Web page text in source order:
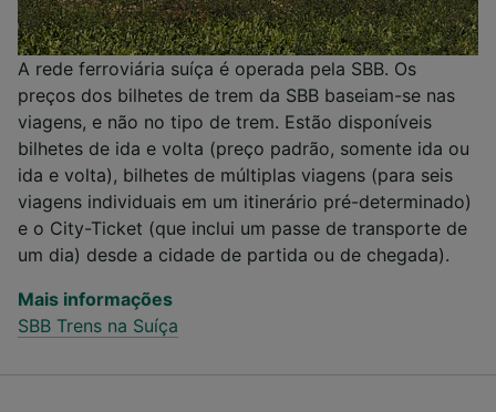
A rede ferroviária suíça é operada pela SBB. Os
preços dos bilhetes de trem da SBB baseiam-se nas
viagens, e não no tipo de trem. Estão disponíveis
bilhetes de ida e volta (preço padrão, somente ida ou
ida e volta), bilhetes de múltiplas viagens (para seis
viagens individuais em um itinerário pré-determinado)
e o City-Ticket (que inclui um passe de transporte de
um dia) desde a cidade de partida ou de chegada).
Mais informações
SBB Trens na Suíça